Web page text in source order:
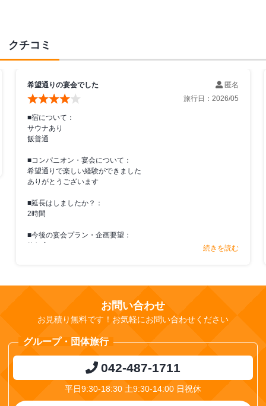
クチコミ
希望通りの宴会でした
匿名
旅行日：2026/05
■宿について：
サウナあり
飯普通
■コンパニオン・宴会について：
希望通りで楽しい経験ができました
ありがとうございます
■延長はしましたか？：
2時間
■今後の宴会プラン・企画要望：
（お客様アンケートより）
続きを読む
お問い合わせ
お見積り無料です！お気軽にお問い合わせください
グループ・団体旅行
042-487-1711
平日9:30-18:30 土9:30-14:00 日祝休